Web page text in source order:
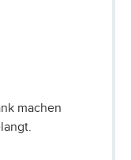
machen